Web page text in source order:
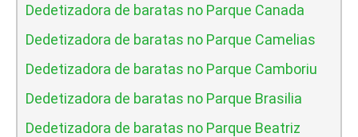
Dedetizadora de baratas no Parque Canada
Dedetizadora de baratas no Parque Camelias
Dedetizadora de baratas no Parque Camboriu
Dedetizadora de baratas no Parque Brasilia
Dedetizadora de baratas no Parque Beatriz